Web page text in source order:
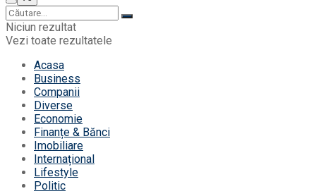
Niciun rezultat
Vezi toate rezultatele
Acasa
Business
Companii
Diverse
Economie
Finanțe & Bănci
Imobiliare
Internațional
Lifestyle
Politic